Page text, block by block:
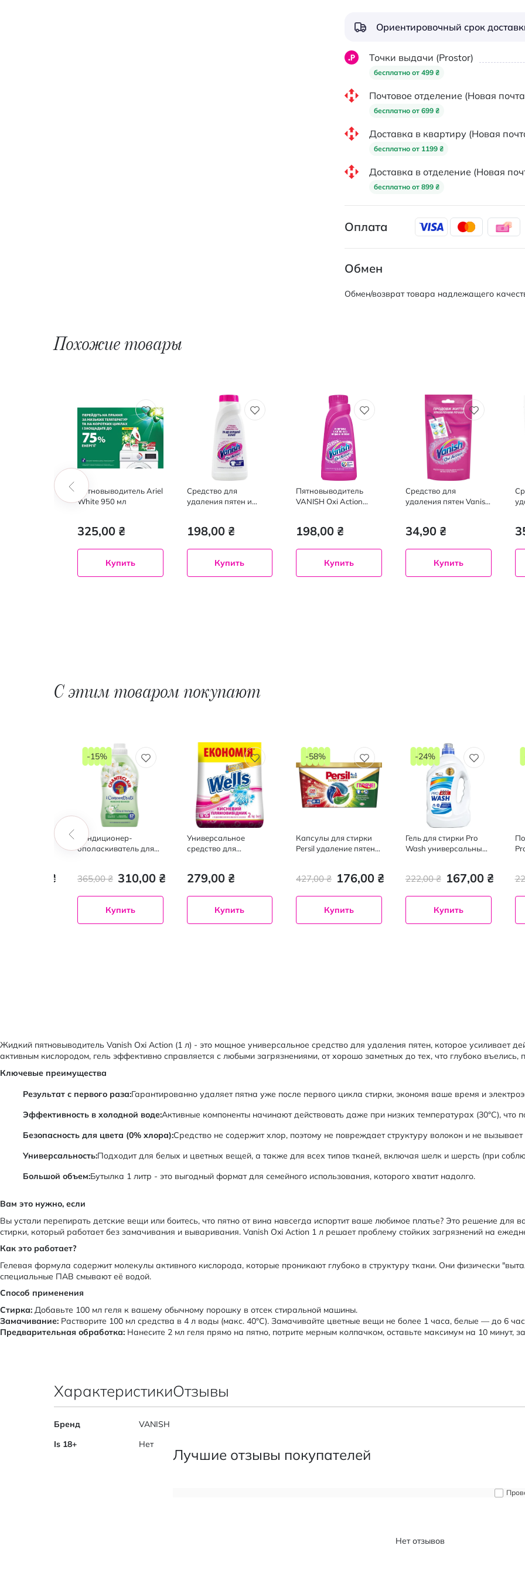
Ориентировочный срок
Точки выдачи (Prostor)
бесплатно от 499 ₴
Почтовое отделение (Новая
бесплатно от 699 ₴
Доставка в квартиру (Новая
бесплатно от 1199 ₴
Доставка в отделение (Новая
бесплатно от 899 ₴
Оплата
Обмен
Обмен/возврат товара надлежащего
Похожие товары
Пятновыводитель Ariel
White 950 мл
325,00 ₴
Купить
Средство для
удаления пятен и
Кристальная белизна
198,00 ₴
Купить
Пятновыводитель
VANISH Oxi Action
198,00 ₴
Купить
Средство для
удаления пятен Vanish
34,90 ₴
Купить
30
С этим товаром покупают
170,00 ₴
Кондиционер-
ополаскиватель для
310,00 ₴
365,00 ₴
-15%
Купить
Универсальное
средство для
кг
279,00 ₴
Купить
Капсулы для стирки
Persil удаление пятен
176,00 ₴
427,00 ₴
-58%
Купить
Гель для стирки Pro
Wash универсальный
167,00 ₴
222,00 ₴
-24%
Купить
60
Жидкий пятновыводитель Vanish Oxi Action (1 л) - это мощное универсальное средство для удаления пятен, которое усиливает
активным кислородом, гель эффективно справляется с любыми загрязнениями, от хорошо заметных до тех, что глубоко въелись,
Ключевые преимущества
Результат с первого раза:Гарантированно удаляет пятна уже после первого цикла стирки, экономя ваше время и
Эффективность в холодной воде:Активные компоненты начинают действовать даже при низких температурах (30°C), что
Безопасность для цвета (0% хлора):Средство не содержит хлор, поэтому не повреждает структуру волокон и не
Универсальность:Подходит для белых и цветных вещей, а также для всех типов тканей, включая шелк и шерсть (при
Большой объем:Бутылка 1 литр - это выгодный формат для семейного использования, которого хватит надолго.
Вам это нужно, если
Вы устали перепирать детские вещи или боитесь, что пятно от вина навсегда испортит ваше любимое платье? Это решение для
стирки, который работает без замачивания и вываривания. Vanish Oxi Action 1 л решает проблему стойких загрязнений на
Как это работает?
Гелевая формула содержит молекулы активного кислорода, которые проникают глубоко в структуру ткани. Они физически
специальные ПАВ смывают её водой.
Способ применения
Стирка: Добавьте 100 мл геля к вашему обычному порошку в отсек стиральной машины.
Замачивание: Растворите 100 мл средства в 4 л воды (макс. 40°C). Замачивайте цветные вещи не более 1 часа, белые — до 6
Предварительная обработка: Нанесите 2 мл геля прямо на пятно, потрите мерным колпачком, оставьте максимум на 10 минут,
Характеристики
Характеристики
Бренд
VANISH
Is 18+
Нет
Отзывы
Лучшие отзывы покупателей
Нет отзывов